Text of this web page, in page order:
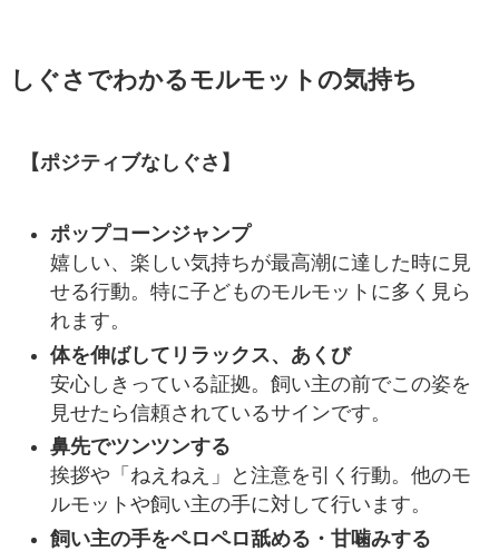
しぐさでわかるモルモットの気持ち
【ポジティブなしぐさ】
ポップコーンジャンプ
嬉しい、楽しい気持ちが最高潮に達した時に見
せる行動。特に子どものモルモットに多く見ら
れます。
体を伸ばしてリラックス、あくび
安心しきっている証拠。飼い主の前でこの姿を
見せたら信頼されているサインです。
鼻先でツンツンする
挨拶や「ねえねえ」と注意を引く行動。他のモ
ルモットや飼い主の手に対して行います。
飼い主の手をペロペロ舐める・甘噛みする